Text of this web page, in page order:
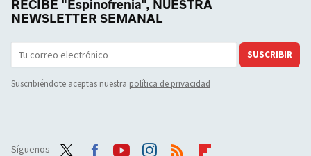
RECIBE "Espinofrenia", NUESTRA
NEWSLETTER SEMANAL
SUSCRIBIR
Suscribiéndote aceptas nuestra política de privacidad
Síguenos